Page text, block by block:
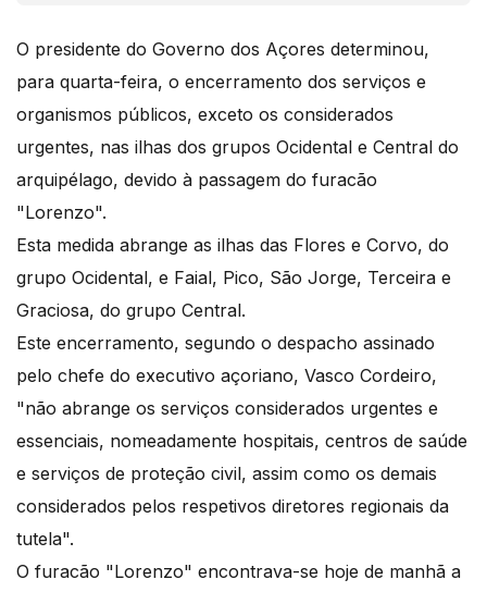
O presidente do Governo dos Açores determinou,
para quarta-feira, o encerramento dos serviços e
organismos públicos, exceto os considerados
urgentes, nas ilhas dos grupos Ocidental e Central do
arquipélago, devido à passagem do furacão
"Lorenzo".
Esta medida abrange as ilhas das Flores e Corvo, do
grupo Ocidental, e Faial, Pico, São Jorge, Terceira e
Graciosa, do grupo Central.
Este encerramento, segundo o despacho assinado
pelo chefe do executivo açoriano, Vasco Cordeiro,
"não abrange os serviços considerados urgentes e
essenciais, nomeadamente hospitais, centros de saúde
e serviços de proteção civil, assim como os demais
considerados pelos respetivos diretores regionais da
tutela".
O furacão "Lorenzo" encontrava-se hoje de manhã a